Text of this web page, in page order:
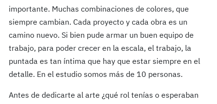
importante. Muchas combinaciones de colores, que
siempre cambian. Cada proyecto y cada obra es un
camino nuevo. Si bien pude armar un buen equipo de
trabajo, para poder crecer en la escala, el trabajo, la
puntada es tan í­ntima que hay que estar siempre en el
detalle. En el estudio somos más de 10 personas.
Antes de dedicarte al arte ¿qué rol tenías o esperaban